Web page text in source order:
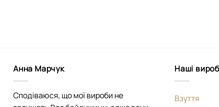
Анна Марчук
Сподіваюся, що мої вироби не
Наші
Взуття